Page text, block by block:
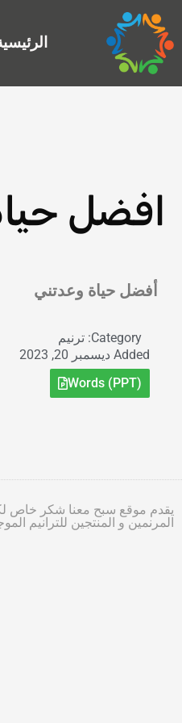
إلى
المحتوى
افضل
أفضل حياة وعدتني
Category: ترنيم
Added ديسمبر 20, 2023
Words (PPT)
يقدم موقع سبح معنا شكر خاص
المرنمين و المنتجين للترانيم